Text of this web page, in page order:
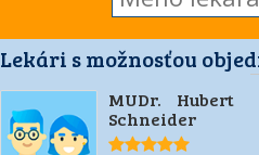
Lekári s možnosťou
MUDr. Hubert
Schneider